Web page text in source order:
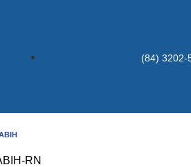
(84) 3202-
RN